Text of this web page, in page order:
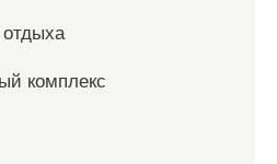
комплекс